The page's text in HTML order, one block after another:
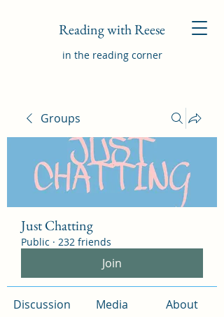
Reading with Reese
in the reading corner
Groups
Just Chatting
Public · 232 friends
Join
Discussion Media About